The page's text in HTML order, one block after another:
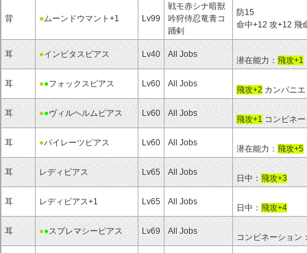
背 ●ムーンドウマント+1 Lv99
戦モ赤シナ暗獣
吟狩侍忍竜青コ
踊剣
防15
命中+12 攻+12 飛
耳 ●インピタスピアス Lv40 All Jobs
潜在能力： 飛攻+1
耳 ●●フォックスピアス Lv60 All Jobs
飛攻+2 カンパニ
耳 ●●ヴィルヘルムピアス Lv60 All Jobs
飛攻+1 コンビネ
耳 ●パイレーツピアス Lv60 All Jobs
潜在能力： 飛攻+5
耳 レディピアス Lv65 All Jobs
日中： 飛攻+3
耳 レディピアス+1 Lv65 All Jobs
日中： 飛攻+4
耳 ●●スプレマシーピアス Lv69 All Jobs
コンビネーション